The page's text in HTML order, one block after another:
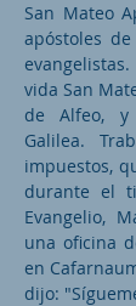
San Mateo
apóstoles
vida San
de Alfeo, y
Galilea.
impuestos,
durante el
Evangelio,
una oficina
en
dijo: